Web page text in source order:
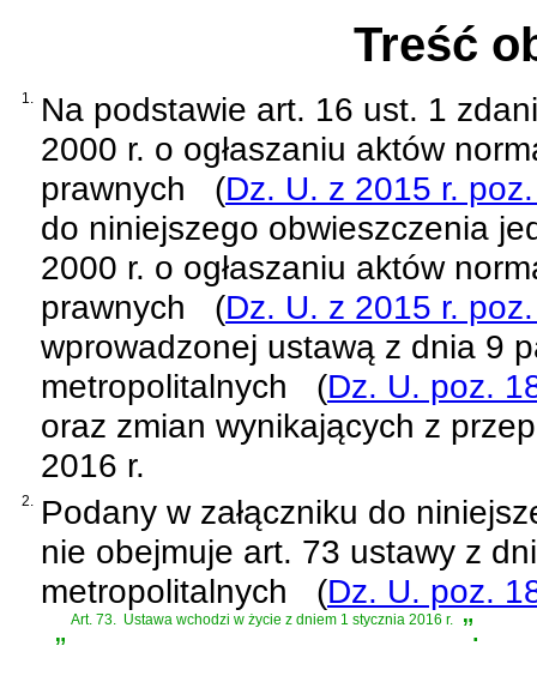
Treść
1. Na podstawie art. 16 ust. 1
2000 r. o ogłaszaniu aktów
prawnych
(Dz. U. z 2015 r.
do niniejszego obwieszczenia
2000 r. o ogłaszaniu aktów
prawnych
(Dz. U. z 2015 r.
wprowadzonej ustawą z dnia 9
metropolitalnych
(Dz. U. poz.
oraz zmian wynikających z
2016 r.
2. Podany w załączniku do
nie obejmuje art. 73 ustawy z
metropolitalnych
(Dz. U. poz.
„Art. 73. Ustawa wchodzi w życie z dniem 1 stycznia 2016 r. ”
.